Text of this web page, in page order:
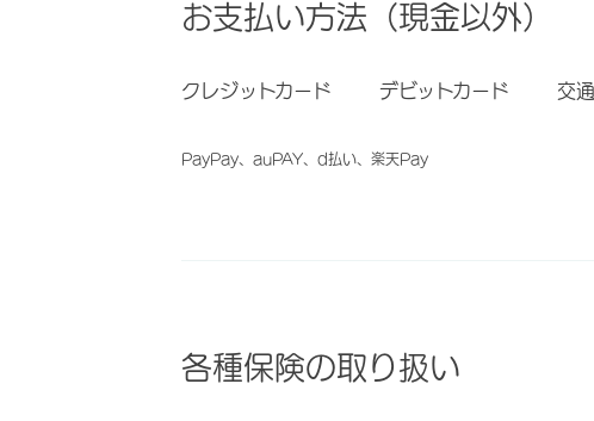
お支払い方法（現金以外）
クレジットカード デビットカード 交
PayPay、auPAY、d払い、楽天Pay
各種保険の取り扱い